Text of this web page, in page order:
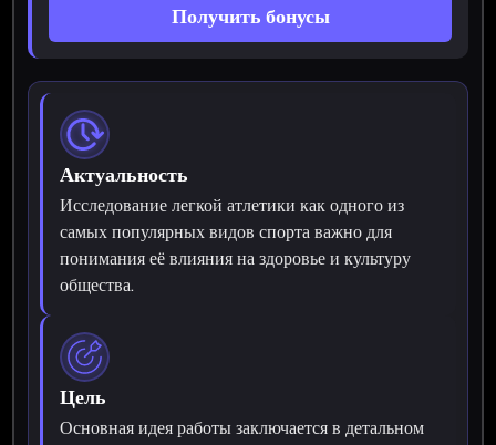
Получить бонусы
Актуальность
Исследование легкой атлетики как одного из
самых популярных видов спорта важно для
понимания её влияния на здоровье и культуру
общества.
Цель
Основная идея работы заключается в детальном